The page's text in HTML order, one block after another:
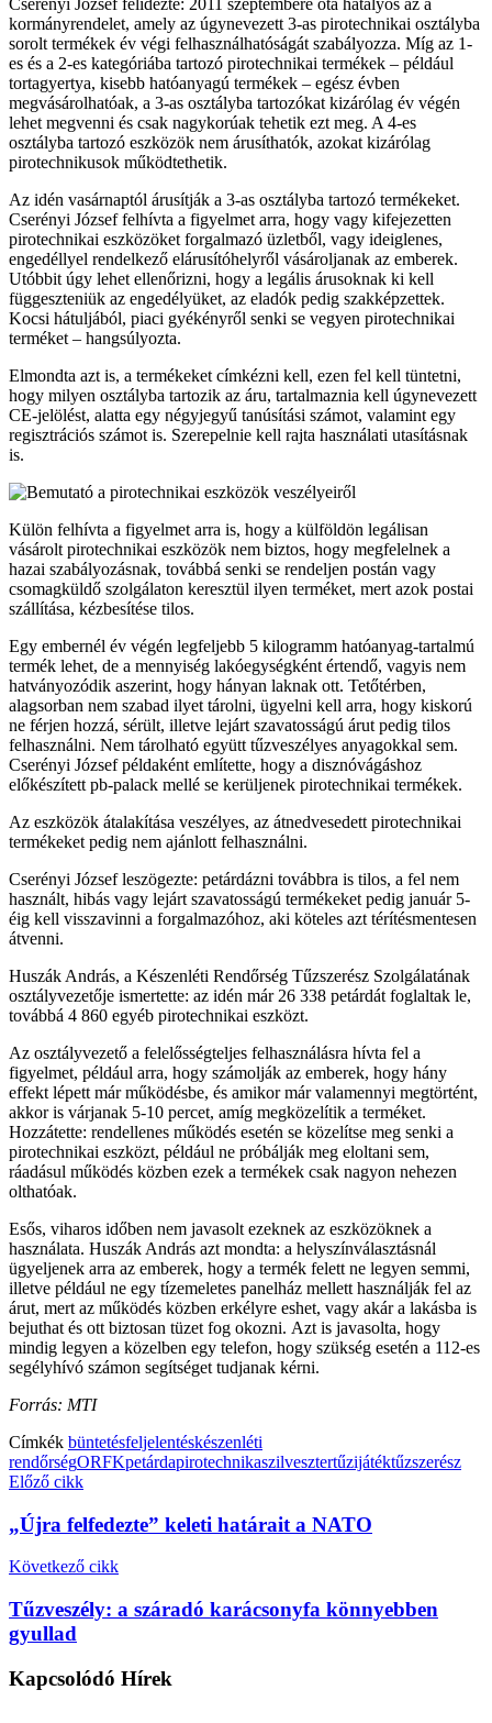
kormányrendelet, amely az úgynevezett 3-as pirotechnikai osztályba
sorolt termékek év végi felhasználhatóságát szabályozza. Míg az 1-
es és a 2-es kategóriába tartozó pirotechnikai termékek – például
tortagyertya, kisebb hatóanyagú termékek – egész évben
megvásárolhatóak, a 3-as osztályba tartozókat kizárólag év végén
lehet megvenni és csak nagykorúak tehetik ezt meg. A 4-es
osztályba tartozó eszközök nem árusíthatók, azokat kizárólag
pirotechnikusok működtethetik.
Az idén vasárnaptól árusítják a 3-as osztályba tartozó termékeket.
Cserényi József felhívta a figyelmet arra, hogy vagy kifejezetten
pirotechnikai eszközöket forgalmazó üzletből, vagy ideiglenes,
engedéllyel rendelkező elárusítóhelyről vásároljanak az emberek.
Utóbbit úgy lehet ellenőrizni, hogy a legális árusoknak ki kell
függeszteniük az engedélyüket, az eladók pedig szakképzettek.
Kocsi hátuljából, piaci gyékényről senki se vegyen pirotechnikai
terméket – hangsúlyozta.
Elmondta azt is, a termékeket címkézni kell, ezen fel kell tüntetni,
hogy milyen osztályba tartozik az áru, tartalmaznia kell úgynevezett
CE-jelölést, alatta egy négyjegyű tanúsítási számot, valamint egy
regisztrációs számot is. Szerepelnie kell rajta használati utasításnak
is.
Külön felhívta a figyelmet arra is, hogy a külföldön legálisan
vásárolt pirotechnikai eszközök nem biztos, hogy megfelelnek a
hazai szabályozásnak, továbbá senki se rendeljen postán vagy
csomagküldő szolgálaton keresztül ilyen terméket, mert azok postai
szállítása, kézbesítése tilos.
Egy embernél év végén legfeljebb 5 kilogramm hatóanyag-tartalmú
termék lehet, de a mennyiség lakóegységként értendő, vagyis nem
hatványozódik aszerint, hogy hányan laknak ott. Tetőtérben,
alagsorban nem szabad ilyet tárolni, ügyelni kell arra, hogy kiskorú
ne férjen hozzá, sérült, illetve lejárt szavatosságú árut pedig tilos
felhasználni. Nem tárolható együtt tűzveszélyes anyagokkal sem.
Cserényi József példaként említette, hogy a disznóvágáshoz
előkészített pb-palack mellé se kerüljenek pirotechnikai termékek.
Az eszközök átalakítása veszélyes, az átnedvesedett pirotechnikai
termékeket pedig nem ajánlott felhasználni.
Cserényi József leszögezte: petárdázni továbbra is tilos, a fel nem
használt, hibás vagy lejárt szavatosságú termékeket pedig január 5-
éig kell visszavinni a forgalmazóhoz, aki köteles azt térítésmentesen
átvenni.
Huszák András, a Készenléti Rendőrség Tűzszerész Szolgálatának
osztályvezetője ismertette: az idén már 26 338 petárdát foglaltak le,
továbbá 4 860 egyéb pirotechnikai eszközt.
Az osztályvezető a felelősségteljes felhasználásra hívta fel a
figyelmet, például arra, hogy számolják az emberek, hogy hány
effekt lépett már működésbe, és amikor már valamennyi megtörtént,
akkor is várjanak 5-10 percet, amíg megközelítik a terméket.
Hozzátette: rendellenes működés esetén se közelítse meg senki a
pirotechnikai eszközt, például ne próbálják meg eloltani sem,
ráadásul működés közben ezek a termékek csak nagyon nehezen
olthatóak.
Esős, viharos időben nem javasolt ezeknek az eszközöknek a
használata. Huszák András azt mondta: a helyszínválasztásnál
ügyeljenek arra az emberek, hogy a termék felett ne legyen semmi,
illetve például ne egy tízemeletes panelház mellett használják fel az
árut, mert az működés közben erkélyre eshet, vagy akár a lakásba is
bejuthat és ott biztosan tüzet fog okozni. Azt is javasolta, hogy
mindig legyen a közelben egy telefon, hogy szükség esetén a 112-es
segélyhívó számon segítséget tudjanak kérni.
Forrás: MTI
Címkék büntetésfeljelentéskészenléti
rendőrségORFKpetárdapirotechnikaszilvesztertűzijátéktűzszerész
Előző cikk
„Újra felfedezte” keleti határait a NATO
Következő cikk
Tűzveszély: a száradó karácsonyfa könnyebben
gyullad
Kapcsolódó Hírek